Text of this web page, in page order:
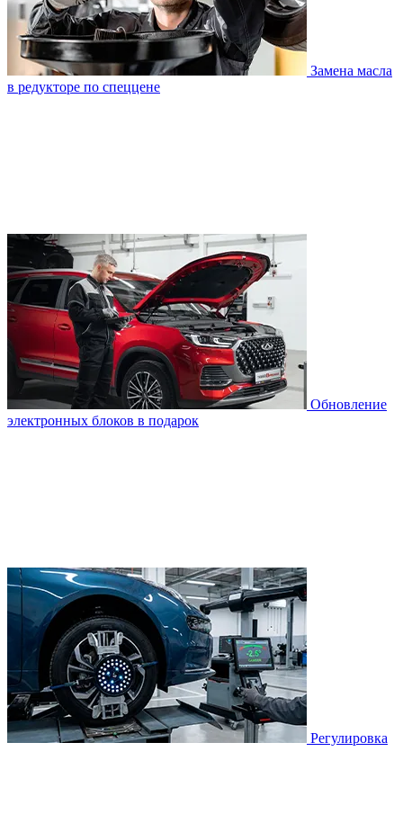
Замена масла
в редукторе по спеццене
Обновление
электронных блоков в подарок
Регулировка